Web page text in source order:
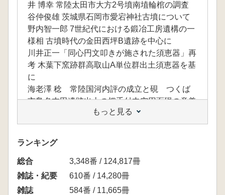
井 博幸 常陸太田市大方2号墳南埴輪棺の調査
谷仲俊雄 茨城県石岡市愛宕神社古墳について
野内智一郎 7世紀代における鍛冶工房遺構の一
様相 古墳時代の金田西坪B遺跡を中心に
川井正一「同心円文叩きが施された須恵器」再
考 木葉下窯跡群高取山A単位群出土須恵器を基
に
海老澤 稔 常陸国河内評の成立と硯 つくば
市島名本田遺跡出土の把手付中空円面硯の意義
横倉要次 茨城県北部の大型石棒 V 常陸太田
市水口遺跡・細田東遺跡発見の考古資料紹介
青山俊明 東海村平原A貝塚採取土器から
もっと見る
ランキング
総合
3,348番 / 124,817冊
雑誌・紀要
610番 / 14,280冊
雑誌
584番 / 11,665冊